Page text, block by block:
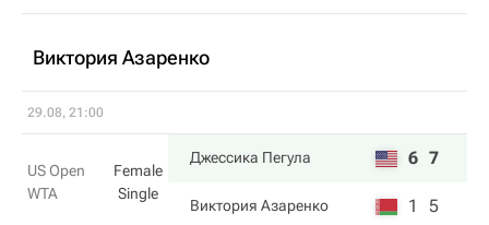
Виктория Азаренко
29.08, 21:00
US Open
WTA
Female
Single
Джессика Пегула 6 7
Виктория Азаренко 1 5